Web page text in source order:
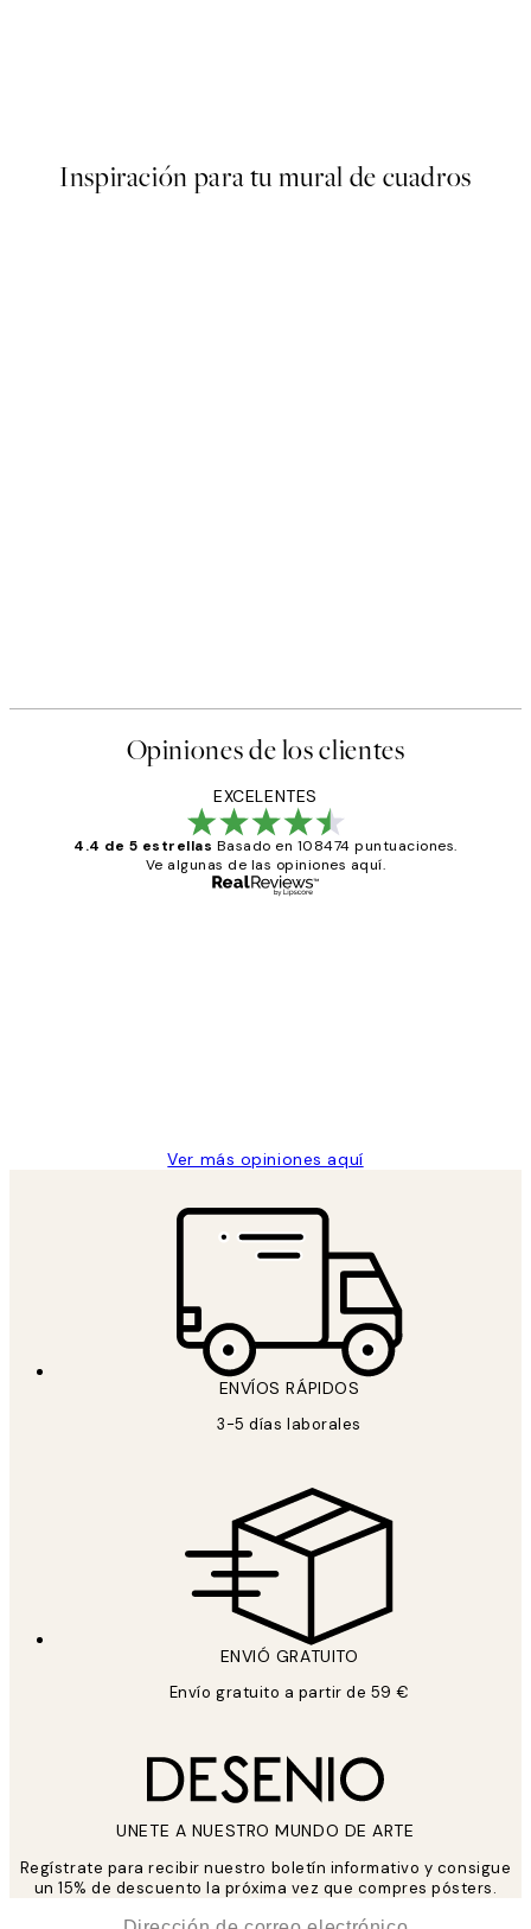
Inspiración para tu mural de cuadros
Opiniones de los clientes
EXCELENTES
4.4 de 5 estrellas Basado en 108474 puntuaciones.
Ve algunas de las opiniones aquí.
Ver más opiniones aquí
ENVÍOS RÁPIDOS
3-5 días laborales
ENVIÓ GRATUITO
Envío gratuito a partir de 59 €
UNETE A NUESTRO MUNDO DE ARTE
Regístrate para recibir nuestro boletín informativo y consigue
un 15% de descuento la próxima vez que compres pósters.